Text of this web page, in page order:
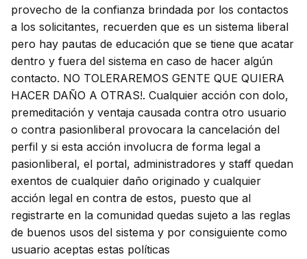
provecho de la confianza brindada por los contactos
a los solicitantes, recuerden que es un sistema liberal
pero hay pautas de educación que se tiene que acatar
dentro y fuera del sistema en caso de hacer algún
contacto. NO TOLERAREMOS GENTE QUE QUIERA
HACER DAÑO A OTRAS!. Cualquier acción con dolo,
premeditación y ventaja causada contra otro usuario
o contra pasionliberal provocara la cancelación del
perfil y si esta acción involucra de forma legal a
pasionliberal, el portal, administradores y staff quedan
exentos de cualquier daño originado y cualquier
acción legal en contra de estos, puesto que al
registrarte en la comunidad quedas sujeto a las reglas
de buenos usos del sistema y por consiguiente como
usuario aceptas estas políticas